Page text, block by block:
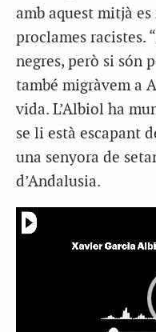
amb aquest mitjà
proclames racistes.
negres, però si són
també migràvem a
vida. L’Albiol ha
se li està escapant
una senyora de
d’Andalusia.
Reproductor
de